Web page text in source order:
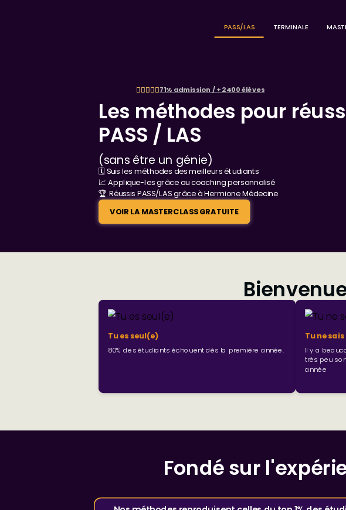
PASS/LAS TERMINALE
71% admission / + 2400 élèves
Les méthodes pour
PASS / LAS
(sans être un génie)
🗓️ Suis les méthodes des meilleurs étudiants
📈 Applique-les grâce au coaching personnalisé
🏆 Réussis PASS/LAS grâce à Hermione Médecine
VOIR LA MASTERCLASS GRATUITE
Tu es seul(e)
80% des étudiants échouent dès la première année.
Tu ne
Il y a
très peu
année
Fondé sur